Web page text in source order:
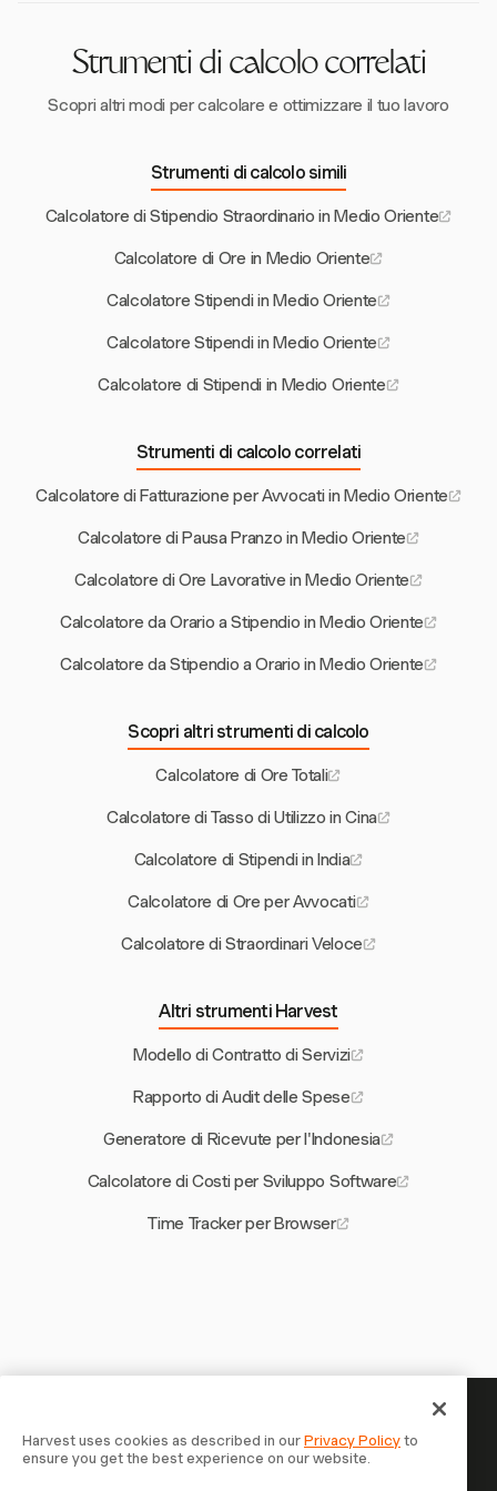
Strumenti di calcolo correlati
Scopri altri modi per calcolare e ottimizzare il tuo lavoro
Strumenti di calcolo simili
Calcolatore di Stipendio Straordinario in Medio Oriente
Calcolatore di Ore in Medio Oriente
Calcolatore Stipendi in Medio Oriente
Calcolatore Stipendi in Medio Oriente
Calcolatore di Stipendi in Medio Oriente
Strumenti di calcolo correlati
Calcolatore di Fatturazione per Avvocati in Medio Oriente
Calcolatore di Pausa Pranzo in Medio Oriente
Calcolatore di Ore Lavorative in Medio Oriente
Calcolatore da Orario a Stipendio in Medio Oriente
Calcolatore da Stipendio a Orario in Medio Oriente
Scopri altri strumenti di calcolo
Calcolatore di Ore Totali
Calcolatore di Tasso di Utilizzo in Cina
Calcolatore di Stipendi in India
Calcolatore di Ore per Avvocati
Calcolatore di Straordinari Veloce
Altri strumenti Harvest
Modello di Contratto di Servizi
Rapporto di Audit delle Spese
Generatore di Ricevute per l'Indonesia
Calcolatore di Costi per Sviluppo Software
Time Tracker per Browser
Il tuo tempo merita di essere
tracciato — inizia ora
Harvest uses cookies as described in ourPrivacy Policyto
ensure you get the best experience on our website.